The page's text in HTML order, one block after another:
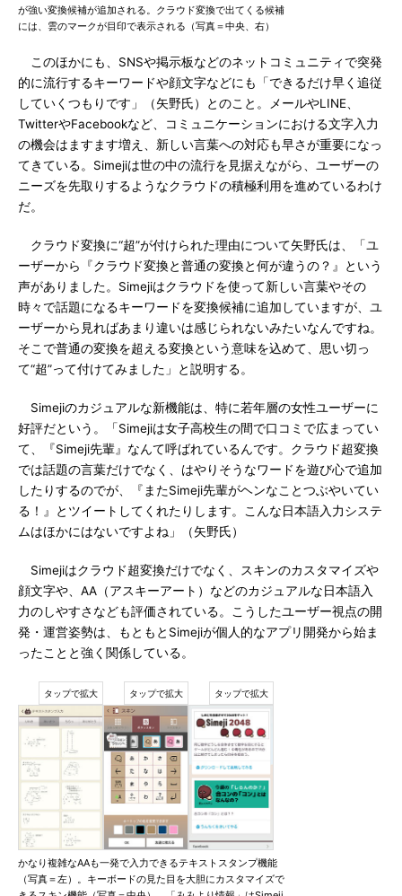
が強い変換候補が追加される。クラウド変換で出てくる候補
には、雲のマークが目印で表示される（写真＝中央、右）
このほかにも、SNSや掲示板などのネットコミュニティで突発
的に流行するキーワードや顔文字などにも「できるだけ早く追従
していくつもりです」（矢野氏）とのこと。メールやLINE、
TwitterやFacebookなど、コミュニケーションにおける文字入力
の機会はますます増え、新しい言葉への対応も早さが重要になっ
てきている。Simejiは世の中の流行を見据えながら、ユーザーの
ニーズを先取りするようなクラウドの積極利用を進めているわけ
だ。
クラウド変換に“超”が付けられた理由について矢野氏は、「ユ
ーザーから『クラウド変換と普通の変換と何が違うの？』という
声がありました。Simejiはクラウドを使って新しい言葉やその
時々で話題になるキーワードを変換候補に追加していますが、ユ
ーザーから見ればあまり違いは感じられないみたいなんですね。
そこで普通の変換を超える変換という意味を込めて、思い切っ
て“超”って付けてみました」と説明する。
Simejiのカジュアルな新機能は、特に若年層の女性ユーザーに
好評だという。「Simejiは女子高校生の間で口コミで広まってい
て、『Simeji先輩』なんて呼ばれているんです。クラウド超変換
では話題の言葉だけでなく、はやりそうなワードを遊び心で追加
したりするのでが、『またSimeji先輩がヘンなことつぶやいてい
る！』とツイートしてくれたりします。こんな日本語入力システ
ムはほかにはないですよね」（矢野氏）
Simejiはクラウド超変換だけでなく、スキンのカスタマイズや
顔文字や、AA（アスキーアート）などのカジュアルな日本語入
力のしやすさなども評価されている。こうしたユーザー視点の開
発・運営姿勢は、もともとSimejiが個人的なアプリ開発から始ま
ったことと強く関係している。
かなり複雑なAAも一発で入力できるテキストスタンプ機能
（写真＝左）。キーボードの見た目を大胆にカスタマイズで